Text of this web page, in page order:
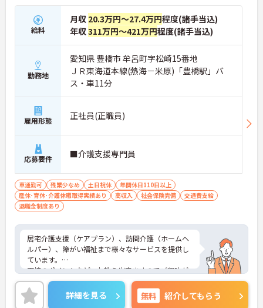
給料
月収 20.3万円～27.4万円程度(諸手当込)
年収311万円～421万円程度(諸手当込)
勤務地
愛知県 豊橋市 牟呂町字松崎15番地
ＪＲ東海道本線(熱海－米原)「豊橋駅」バ
ス・車11分
雇用形態 正社員(正職員)
応募要件 ■介護支援専門員
車通勤可 残業少なめ 土日祝休
年間休日110日以上
産休･育休･介護休暇取得実績あり
高収入 社会保険完備
交通費支給
退職金制度あり
居宅介護支援（ケアプラン）、訪問介護（ホームヘ
ルパー）、障がい福祉まで様々なサービスを提供し
ています。
面接のポイントなど、お教え出来ますのでご興味が
ある方はお気軽にお問い合わせくださいませ。
詳細を見る 無料 紹介してもらう